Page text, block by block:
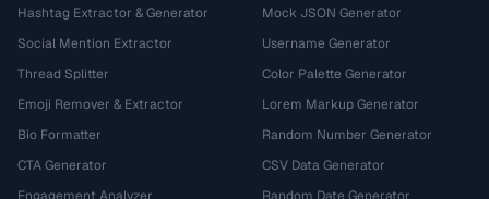
Hashtag Extractor & Generator
Social Mention Extractor
Thread Splitter
Emoji Remover & Extractor
Bio Formatter
CTA Generator
Mock JSON Generator
Username Generator
Color Palette Generator
Lorem Markup Generator
Random Number Generator
CSV Data Generator